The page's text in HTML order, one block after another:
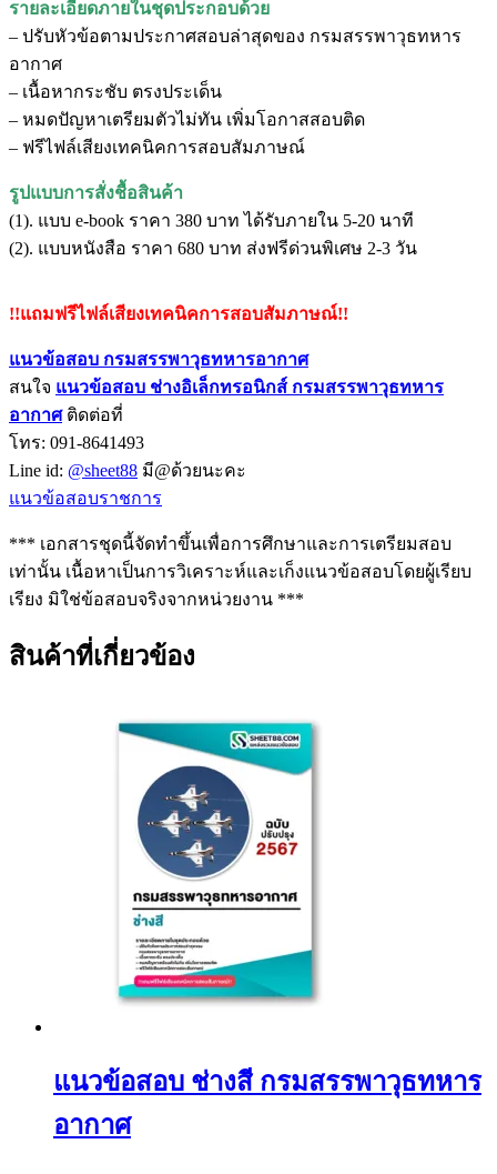
รายละเอียดภายในชุดประกอบด้วย
– ปรับหัวข้อตามประกาศสอบล่าสุดของ กรมสรรพาวุธทหาร
อากาศ
– เนื้อหากระชับ ตรงประเด็น
– หมดปัญหาเตรียมตัวไม่ทัน เพิ่มโอกาสสอบติด
– ฟรีไฟล์เสียงเทคนิคการสอบสัมภาษณ์
รูปแบบการสั่งชื้อสินค้า
(1). แบบ e-book ราคา 380 บาท ได้รับภายใน 5-20 นาที
(2). แบบหนังสือ ราคา 680 บาท ส่งฟรีด่วนพิเศษ 2-3 วัน
!!แถมฟรีไฟล์เสียงเทคนิคการสอบสัมภาษณ์!!
แนวข้อสอบ กรมสรรพาวุธทหารอากาศ
สนใจ แนวข้อสอบ ช่างอิเล็กทรอนิกส์ กรมสรรพาวุธทหาร
อากาศติดต่อที่
โทร: 091-8641493
Line id: @sheet88 มี@ด้วยนะคะ
แนวข้อสอบราชการ
*** เอกสารชุดนี้จัดทำขึ้นเพื่อการศึกษาและการเตรียมสอบ
เท่านั้น เนื้อหาเป็นการวิเคราะห์และเก็งแนวข้อสอบโดยผู้เรียบ
เรียง มิใช่ข้อสอบจริงจากหน่วยงาน ***
สินค้าที่เกี่ยวข้อง
แนวข้อสอบ ช่างสี กรมสรรพาวุธทหาร
อากาศ